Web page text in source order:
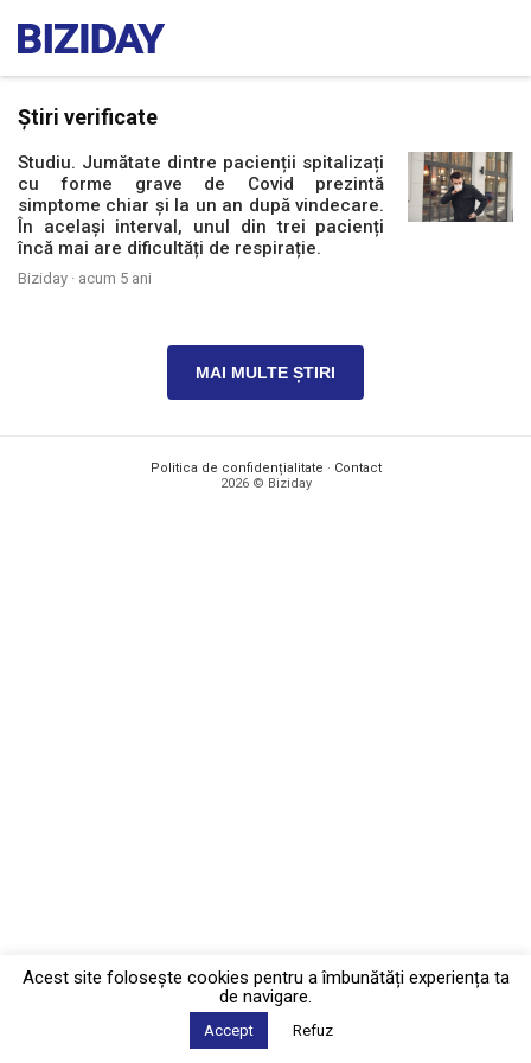
Știri verificate
Studiu. Jumătate dintre pacienții spitalizați
cu forme grave de Covid prezintă
simptome chiar și la un an după vindecare.
În același interval, unul din trei pacienți
încă mai are dificultăți de respirație.
Biziday · acum 5 ani
MAI MULTE ȘTIRI
Politica de confidențialitate · Contact
2026 © Biziday
Acest site foloseşte cookies pentru a îmbunătăți experiența ta
de navigare.
Accept Refuz